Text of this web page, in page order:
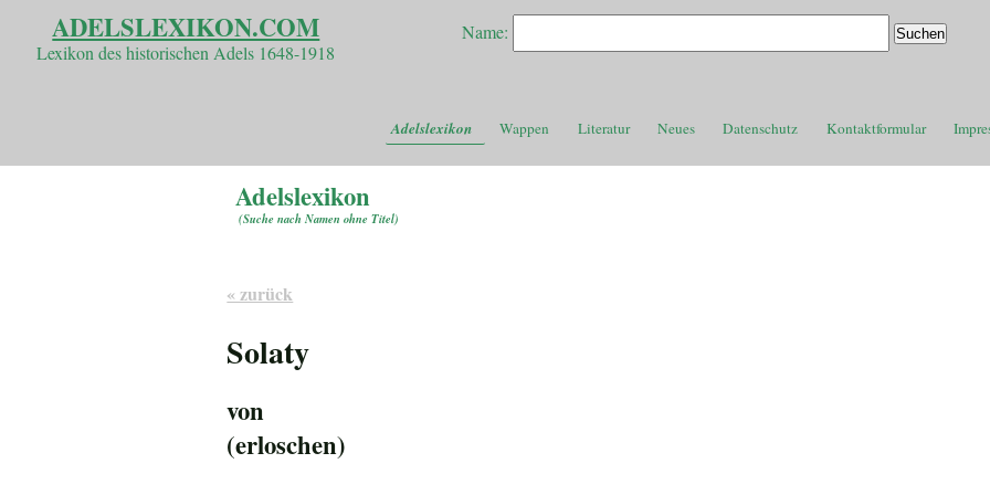
ADELSLEXIKON.COM
Lexikon des historischen Adels 1648-1918
Name:
Adelslexikon Wappen Literatur Neues Datenschutz Kontaktformular
Adelslexikon
(Suche nach Namen ohne Titel)
« zurück
Solaty
von
(erloschen)